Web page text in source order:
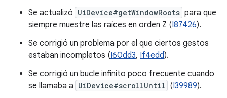
Se actualizó UiDevice#getWindowRoots para que
siempre muestre las raíces en orden Z (I87426).
Se corrigió un problema por el que ciertos gestos
estaban incompletos (I60dd3, If4edd).
Se corrigió un bucle infinito poco frecuente cuando
se llamaba a UiDevice#scrollUntil (I39989).